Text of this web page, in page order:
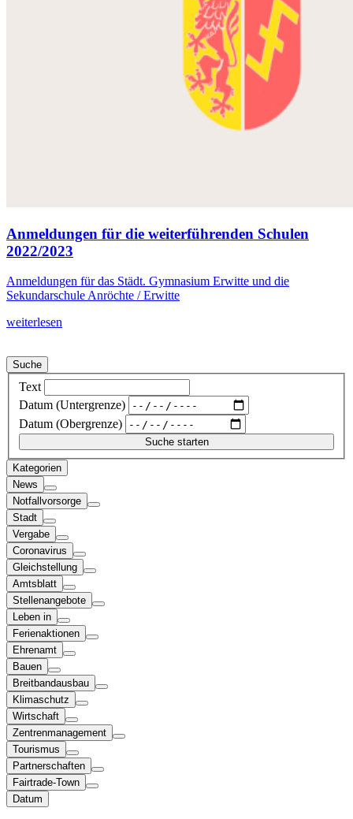
Anmeldungen für die weiterführenden Schulen
2022/2023
Anmeldungen für das Städt. Gymnasium Erwitte und die
Sekundarschule Anröchte / Erwitte
weiterlesen
Suche
Text
Datum (Untergrenze)
Datum (Obergrenze)
Kategorien
News
Notfallvorsorge
Stadt
Vergabe
Coronavirus
Gleichstellung
Amtsblatt
Stellenangebote
Leben in
Ferienaktionen
Ehrenamt
Bauen
Breitbandausbau
Klimaschutz
Wirtschaft
Zentrenmanagement
Tourismus
Partnerschaften
Fairtrade-Town
Datum